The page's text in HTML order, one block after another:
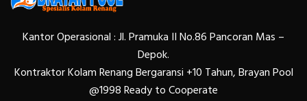
Kantor Operasional : Jl. Pramuka II No.86 Pancoran Mas –
Depok.
Kontraktor Kolam Renang Bergaransi +10 Tahun, Brayan Pool
@1998 Ready to Cooperate